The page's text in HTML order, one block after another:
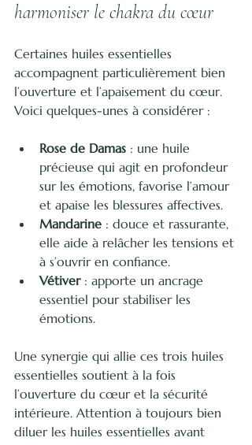
harmoniser le chakra du cœur
Certaines huiles essentielles
accompagnent particulièrement bien
l’ouverture et l’apaisement du cœur.
Voici quelques-unes à considérer :
Rose de Damas : une huile
précieuse qui agit en profondeur
sur les émotions, favorise l’amour
et apaise les blessures affectives.
Mandarine : douce et rassurante,
elle aide à relâcher les tensions et
à s’ouvrir en confiance.
Vétiver : apporte un ancrage
essentiel pour stabiliser les
émotions.
Une synergie qui allie ces trois huiles
essentielles soutient à la fois
l’ouverture du cœur et la sécurité
intérieure. Attention à toujours bien
diluer les huiles essentielles avant